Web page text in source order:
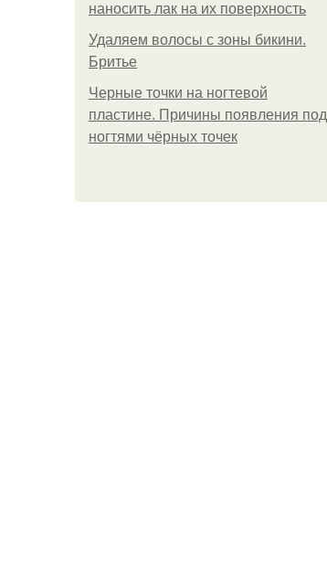
наносить лак на их поверхность
Удаляем волосы с зоны бикини.
Бритье
Черные точки на ногтевой
пластине. Причины появления под
ногтями чёрных точек